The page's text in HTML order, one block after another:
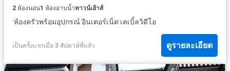
2 ห้องนอน1 ห้องอาบน้ำทาวน์เฮ้าส์
·ห้องครัวพร้อมอุปกรณ์·อินเตอร์เน็ต·เคเบิ้ลวิดีโอ
เป็นครั้งแรกเมื่อ 3 สัปดาห์ที่แล้ว ดูรายละเอียด